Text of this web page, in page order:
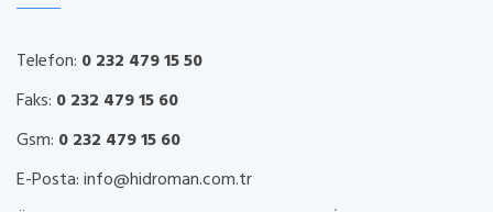
Telefon: 0 232 479 15 50
Faks: 0 232 479 15 60
Gsm: 0 232 479 15 60
E-Posta:info@hidroman.com.tr